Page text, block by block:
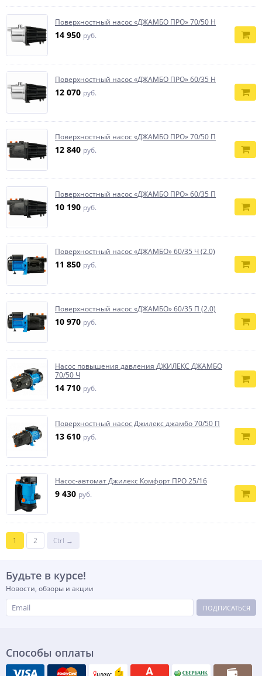
Поверхностный насос «ДЖАМБО ПРО» 70/50 Н
14 950 руб.
Поверхностный насос «ДЖАМБО ПРО» 60/35 Н
12 070 руб.
Поверхностный насос «ДЖАМБО ПРО» 70/50 П
12 840 руб.
Поверхностный насос «ДЖАМБО ПРО» 60/35 П
10 190 руб.
Поверхностный насос «ДЖАМБО» 60/35 Ч (2.0)
11 850 руб.
Поверхностный насос «ДЖАМБО» 60/35 П (2.0)
10 970 руб.
Насос повышения давления ДЖИЛЕКС ДЖАМБО
70/50 Ч
14 710 руб.
Поверхностный насос Джилекс джамбо 70/50 П
13 610 руб.
Насос-автомат Джилекс Комфорт ПРО 25/16
9 430 руб.
1 2 Ctrl →
Будьте в курсе!
Новости, обзоры и акции
ПОДПИСАТЬСЯ
Способы оплаты